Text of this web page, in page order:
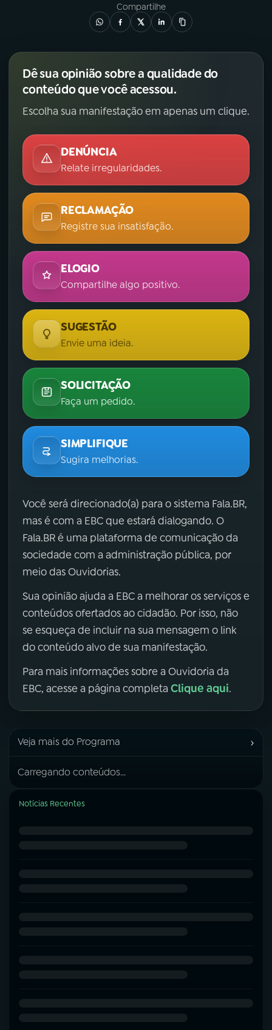
Compartilhe
Dê sua opinião sobre a qualidade do
conteúdo que você acessou.
Escolha sua manifestação em apenas um clique.
DENÚNCIA
Relate irregularidades.
RECLAMAÇÃO
Registre sua insatisfação.
ELOGIO
Compartilhe algo positivo.
SUGESTÃO
Envie uma ideia.
SOLICITAÇÃO
Faça um pedido.
SIMPLIFIQUE
Sugira melhorias.
Você será direcionado(a) para o sistema Fala.BR,
mas é com a EBC que estará dialogando. O
Fala.BR é uma plataforma de comunicação da
sociedade com a administração pública, por
meio das Ouvidorias.
Sua opinião ajuda a EBC a melhorar os serviços e
conteúdos ofertados ao cidadão. Por isso, não
se esqueça de incluir na sua mensagem o link
do conteúdo alvo de sua manifestação.
Para mais informações sobre a Ouvidoria da
EBC, acesse a página completa Clique aqui.
Veja mais do Programa ›
Carregando conteúdos...
Notícias Recentes